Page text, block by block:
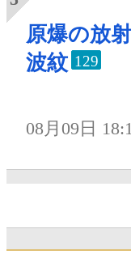
原爆の放
波紋 129
08月09日